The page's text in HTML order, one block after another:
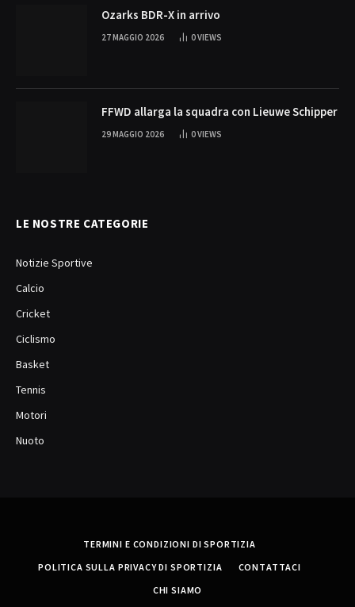
Ozarks BDR-X in arrivo
27 MAGGIO 2026 0VIEWS
FFWD allarga la squadra con Lieuwe Schipper
29 MAGGIO 2026 0VIEWS
LE NOSTRE CATEGORIE
Notizie Sportive
Calcio
Cricket
Ciclismo
Basket
Tennis
Motori
Nuoto
TERMINI E CONDIZIONI DI SPORTIZIA
POLITICA SULLA PRIVACY DI SPORTIZIA
CONTATTACI
CHI SIAMO